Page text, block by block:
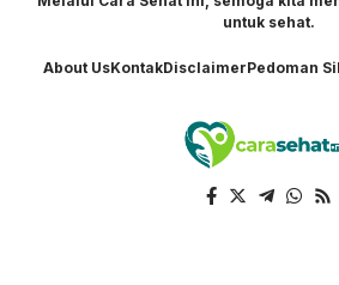
untuk sehat.
About UsKontakDisclaimerPedoman